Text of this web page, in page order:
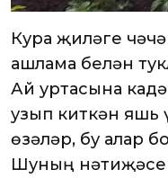
Кура җиләге
ашлама белән
Ай уртасына
узып киткән яшь
өзәләр, бу алар
Шуның